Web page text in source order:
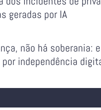
geradas por IA
não há soberania:
independência